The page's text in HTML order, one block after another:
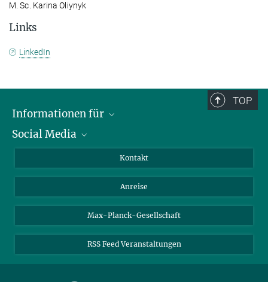
M. Sc. Karina Oliynyk
Links
LinkedIn
TOP
Informationen für
Wissenschaftlerinnen und Wissenschaftler
Bewerberinnen und Bewerber
Medienvertreter
Schülerinnen und Schüler
Social Media
YouTube
Mastodon
Kontakt
Anreise
Max-Planck-Gesellschaft
RSS Feed Veranstaltungen